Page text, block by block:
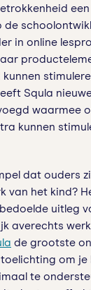
de
in online
kunnen
Squla
waarmee
kunnen
dat ouders
van het kind?
uitleg
averechts
de grootste
om je
te